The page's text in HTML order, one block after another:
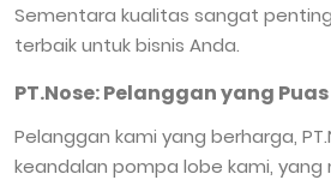
Sementara kualitas sangat
terbaik untuk bisnis Anda.
PT.Nose: Pelanggan yang Puas
Pelanggan kami yang berharga,
keandalan pompa lobe kami, yang